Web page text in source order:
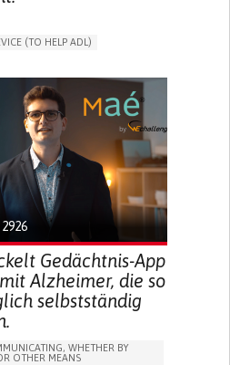
(TO HELP ADL)
MOBILITY
PROTECTION, FALLS,
CAREGIVER SUPPORT
2926
Gedächtnis-App
Alzheimer, die so
selbstständig
WHETHER BY
OTHER MEANS